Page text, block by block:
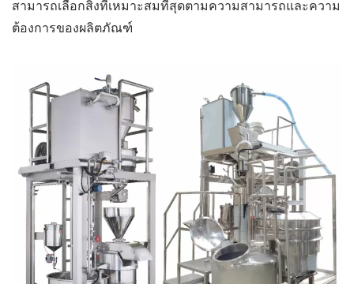
สามารถเลือกสิ่งที่เหมาะสมที่สุดตามความสามารถและความ
ต้องการของผลิตภัณฑ์